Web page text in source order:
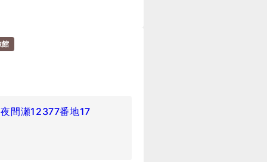
館
間瀬12377番地17